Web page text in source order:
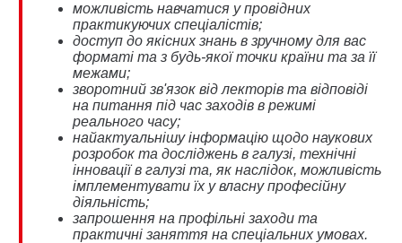
можливість навчатися у провідних
практикуючих спеціалістів;
доступ до якісних знань в зручному для вас
форматі та з будь-якої точки країни та за її
межами;
зворотний зв'язок від лекторів та відповіді
на питання під час заходів в режимі
реального часу;
найактуальнішу інформацію щодо наукових
розробок та досліджень в галузі, технічні
інновації в галузі та, як наслідок, можливість
імплементувати їх у власну професійну
діяльність;
запрошення на профільні заходи та
практичні заняття на спеціальних умовах.